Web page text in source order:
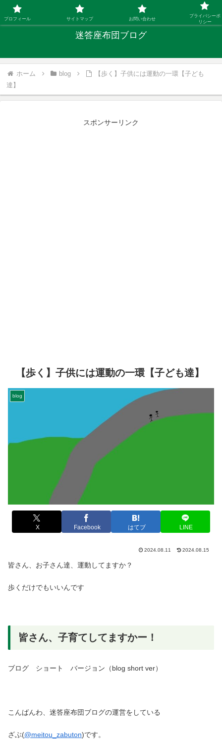
「ひとり親」40代シングルファザーの子育て迷答
迷答座布団ブログ
ホーム blog
【歩く】子供には運動の一環【子ども
達】
スポンサーリンク
【歩く】子供には運動の一環【子ども達】
blog
X Facebook はてブ LINE
2024.08.11 2024.08.15
皆さん、お子さん達、運動してますか？
歩くだけでもいいんです
皆さん、子育てしてますかー！
ブログ ショート バージョン（blog short ver）
こんばんわ、迷答座布団ブログの運営をしている
ざぶ(@meitou_zabuton)です。
プロフィール サイトマップ お問い合わせ
プライバシーポ
リシー